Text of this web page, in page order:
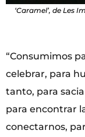
‘Caramel’, de Les
“Consumimos
celebrar, para
tanto, para
para encontrar
conectarnos,